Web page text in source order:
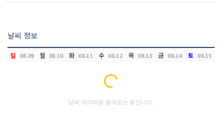
날씨 정보
일 08.09 월 08.10 화 08.11 수 08.12 목 08.13 금 08.14 토 08.15
Loading...
날씨 데이터를 불러오는 중입니다.